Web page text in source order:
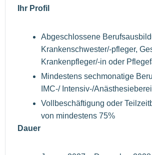
Ihr Profil
Abgeschlossene
Krankenschwester/-pfleger,
Krankenpfleger/-in oder
Mindestens sechmonatige
IMC-/ Intensiv-/
Vollbeschäftigung oder
von mindestens 75%
Dauer